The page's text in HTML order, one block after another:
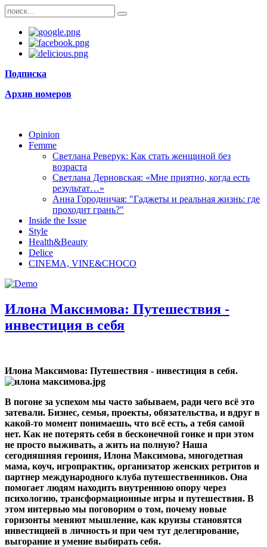
Подписка
Архив номеров
Opinion
Femme
Светлана Реверук: Как стать женщиной без
возраста
Светлана Дерновская: «Мне приятно, когда есть
результат…»
Анна Городничая: "Гаджеты и реальная жизнь: где
проходит грань?"
Inside the Issue
Style
Health&Beauty
Delice
CINEMA, VINE&CHOCO
Илона Максимова: Путешествия -
инвестиция в себя
Илона Максимова: Путешествия - инвестиция в себя.
В погоне за успехом мы часто забываем, ради чего всё это
затевали. Бизнес, семья, проекты, обязательства, и вдруг в
какой-то момент понимаешь, что всё есть, а тебя самой
нет. Как не потерять себя в бесконечной гонке и при этом
не просто выживать, а жить на полную? Наша
сегодняшняя героиня, Илона Максимова, многодетная
мама, коуч, игропрактик, организатор женских ретритов и
партнер международного клуба путешественников. Она
помогает людям находить внутреннюю опору через
психологию, трансформационные игры и путешествия. В
этом интервью мы поговорим о том, почему новые
горизонты меняют мышление, как круизы становятся
инвестицией в личность и при чем тут делегирование,
выгорание и умение выбирать себя.